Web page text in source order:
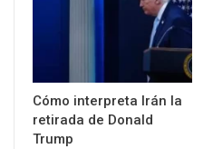
Cómo interpreta Irán la
retirada de Donald
Trump